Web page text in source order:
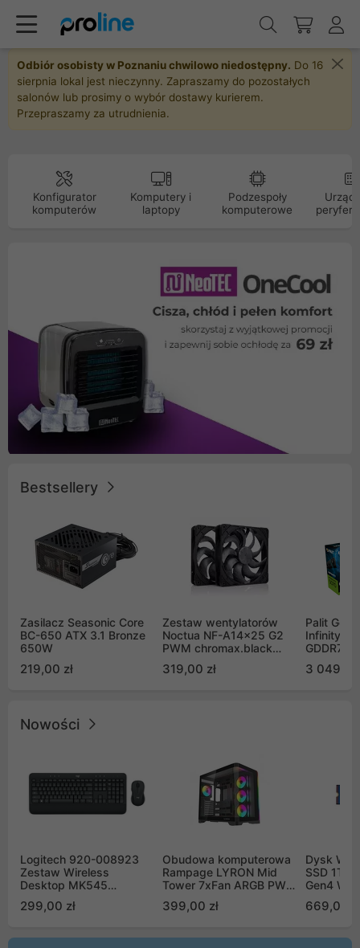
Odbiór osobisty w Poznaniu chwilowo niedostępny. Do 16
sierpnia lokal jest nieczynny. Zapraszamy do pozostałych
salonów lub prosimy o wybór dostawy kurierem.
Przepraszamy za utrudnienia.
Konfigurator
komputerów
Komputery i
laptopy
Podzespoły
komputerowe
Bestsellery
Zasilacz Seasonic Core
BC-650 ATX 3.1 Bronze
650W
219,00 zł
Zestaw wentylatorów
Noctua NF-A14x25 G2
PWM chromax.black
Push Pull (2szt)
319,00 zł
Palit
Infinity 3
GDDR7
GB2050S)
3 049,00
Nowości
Logitech 920-008923
Zestaw Wireless
Desktop MK545
299,00 zł
Obudowa komputerowa
Rampage LYRON Mid
Tower 7xFan ARGB PWM
399,00 zł
Dysk WD
SSD 1TB
Gen4
669,00